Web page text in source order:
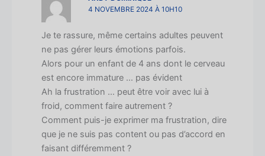
4 NOVEMBRE 2024 À 10H10
Je te rassure, même certains adultes peuvent
ne pas gérer leurs émotions parfois.
Alors pour un enfant de 4 ans dont le cerveau
est encore immature … pas évident
Ah la frustration … peut être voir avec lui à
froid, comment faire autrement ?
Comment puis-je exprimer ma frustration, dire
que je ne suis pas content ou pas d’accord en
faisant différemment ?